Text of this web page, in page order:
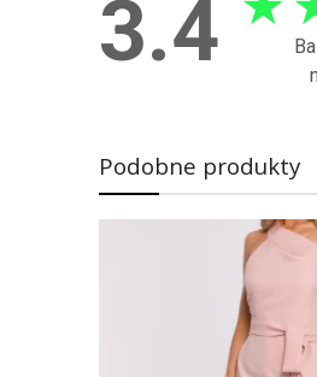
3.4
Podobne produkty